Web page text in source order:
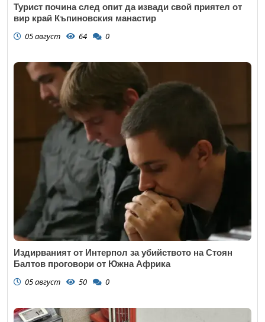
Турист почина след опит да извади свой приятел от
вир край Къпиновския манастир
05 август 64 0
Издирваният от Интерпол за убийството на Стоян
Балтов проговори от Южна Африка
05 август 50 0